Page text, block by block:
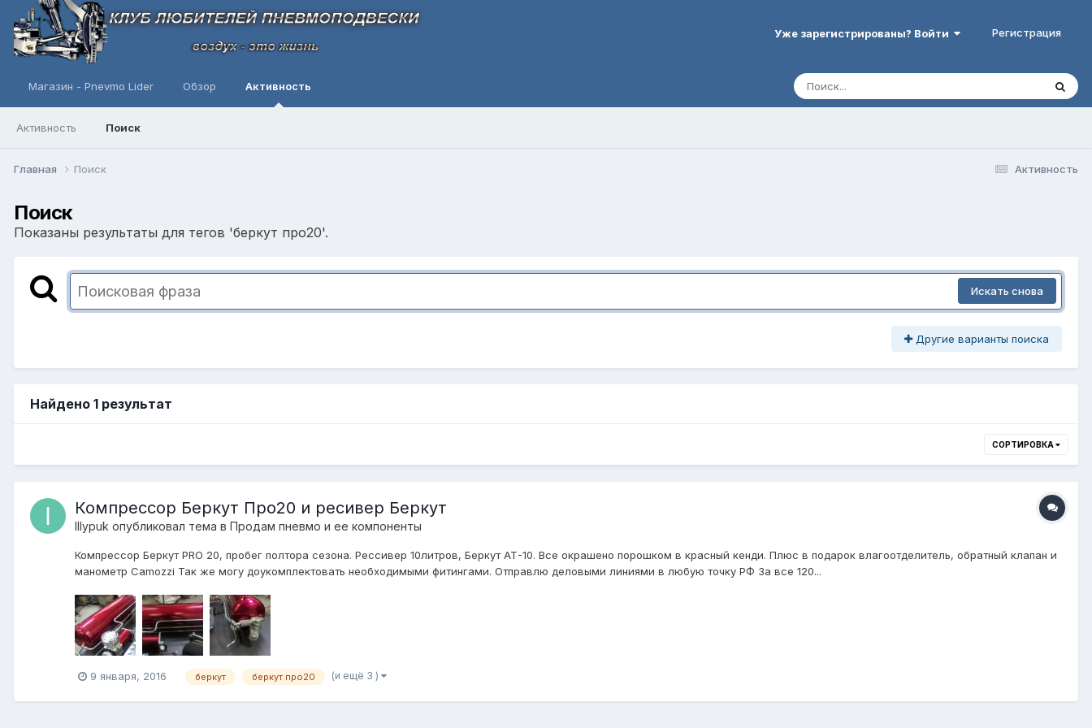
Уже зарегистрированы? Войти Регистрация
Магазин - Pnevmo Lider Обзор Активность
Активность Поиск
Активность
Главная Поиск
Поиск
Показаны результаты для тегов 'беркут про20'.
Искать снова
Другие варианты поиска
Найдено 1 результат
СОРТИРОВКА
Компрессор Беркут Про20 и ресивер Беркут
IIIypuk опубликовал тема в Продам пневмо и ее компоненты
Компрессор Беркут PRO 20, пробег полтора сезона. Рессивер 10литров, Беркут АТ-10. Все окрашено порошком в красный кенди. Плюс в подарок влагоотделитель, обратный клапан и
манометр Camozzi Так же могу доукомплектовать необходимыми фитингами. Отправлю деловыми линиями в любую точку РФ За все 120...
9 января, 2016 беркут беркут про20 (и ещё 3 )